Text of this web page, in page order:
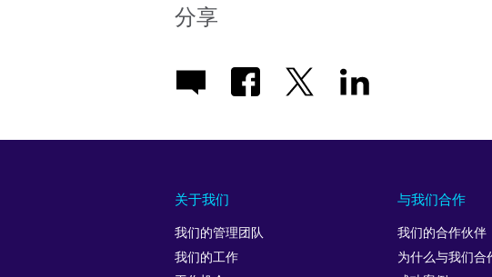
分享
关于我们
我们的管理团队
我们的工作
与我们合作
我们的合作伙伴
为什么与我们合